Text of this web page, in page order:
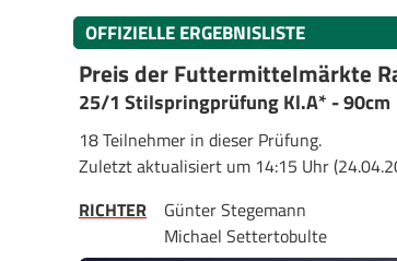
OFFIZIELLE ERGEBNISLISTE
Preis der Futtermittelmärkte
25/1 Stilspringprüfung Kl.A* - 90cm
18 Teilnehmer in dieser Prüfung.
Zuletzt aktualisiert um 14:15 Uhr
RICHTER
Günter Stegemann
Michael Settertobulte